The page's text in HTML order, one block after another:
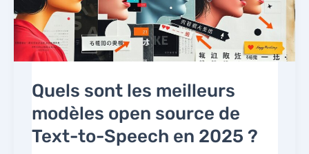
Quels sont les meilleurs
modèles open source de
Text-to-Speech en 2025 ?